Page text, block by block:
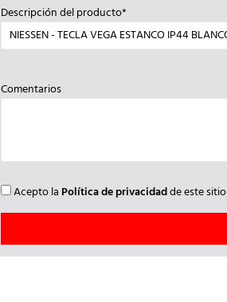
Descripción del producto*
Comentarios
Acepto la Política de privacidadde este sitio